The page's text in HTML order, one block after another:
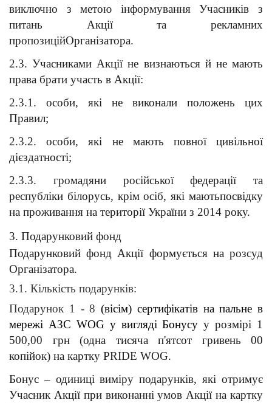
виключно з метою інформування Учасників з
питань Акції та рекламних
пропозиційОрганізатора.
2.3. Учасниками Акції не визнаються й не мають
права брати участь в Акції:
2.3.1. особи, які не виконали положень цих
Правил;
2.3.2. особи, які не мають повної цивільної
дієздатності;
2.3.3. громадяни російської федерації та
республіки білорусь, крім осіб, які маютьпосвідку
на проживання на території України з 2014 року.
3. Подарунковий фонд
Подарунковий фонд Акції формується на розсуд
Організатора.
3.1. Кількість подарунків:
Подарунок 1 - 8 (вісім) сертифікатів на пальне в
мережі АЗС WOG у вигляді Бонусу у розмірі 1
500,00 грн (одна тисяча п'ятсот гривень 00
копійок) на картку PRIDE WOG.
Бонус – одиниці виміру подарунків, які отримує
Учасник Акції при виконанні умов Акції на картку